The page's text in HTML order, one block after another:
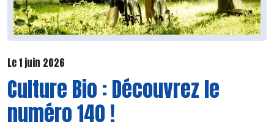
Le 1 juin 2026
Culture Bio : Découvrez le
numéro 140 !